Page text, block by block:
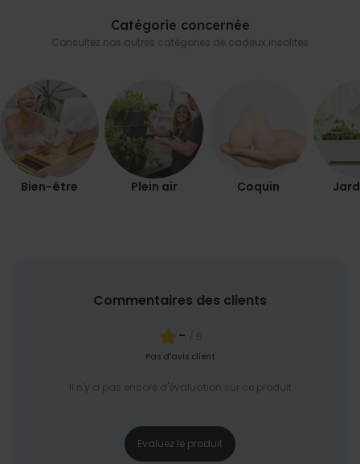
Catégorie concernée
Consultez nos autres catégories de cadeux insolites
Bien-être Plein air Coquin
Commentaires des clients
- / 5
Pas d'avis client
Il n'y a pas encore d'évaluation sur ce produit
Evaluez le produit